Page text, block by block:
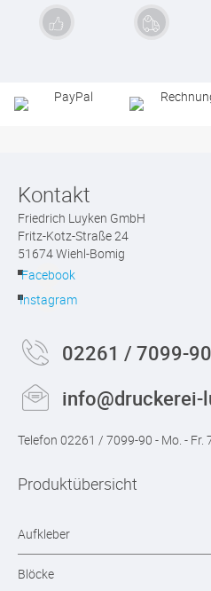
Kontakt
Friedrich Luyken GmbH
Fritz-Kotz-Straße 24
51674 Wiehl-Bomig
Facebook
Instagram
02261 / 7099-90
info@druckerei-
Telefon 02261 / 7099-90 - Mo. - Fr.
Produktübersicht
Aufkleber
Blöcke